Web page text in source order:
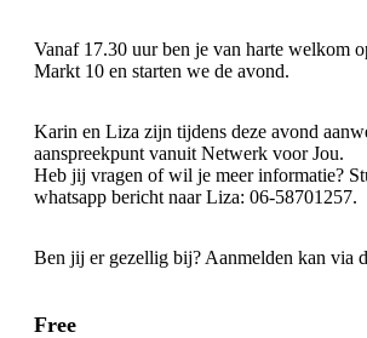
Vanaf 17.30 uur ben je van harte welkom
Markt 10 en starten we de avond.
Karin en Liza zijn tijdens deze avond
aanspreekpunt vanuit Netwerk voor Jou.
Heb jij vragen of wil je meer informatie?
whatsapp bericht naar Liza: 06-58701257.
Ben jij er gezellig bij? Aanmelden kan via
Free